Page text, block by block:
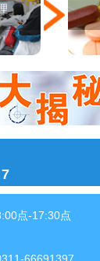
点-17:30点
66691397